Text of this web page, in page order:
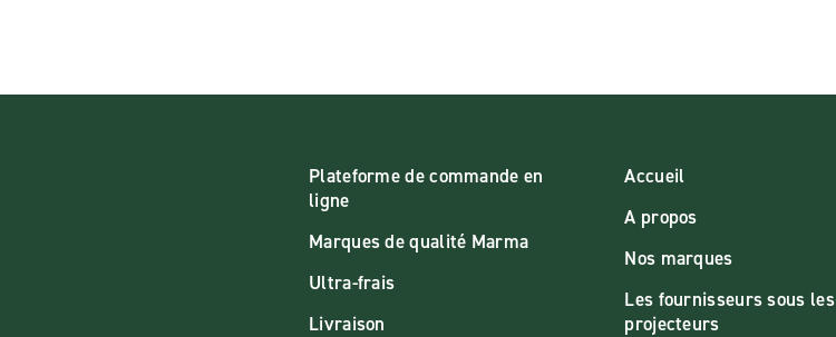
Plateforme de commande en
ligne
Marques de qualité Marma
Ultra-frais
Livraison
Accueil
A propos
Nos marques
Les fournisseurs sous les
projecteurs